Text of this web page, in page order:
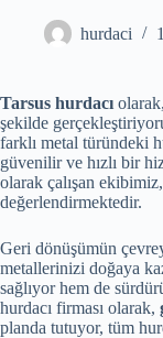
hurdaci
Tarsus hurdacı
şekilde
farklı metal türündeki
güvenilir ve hızlı bir
olarak çalışan
değerlendirmektedir.
Geri dönüşümün
metallerinizi doğaya
sağlıyor hem de
hurdacı firması olarak,
planda tutuyor, tüm